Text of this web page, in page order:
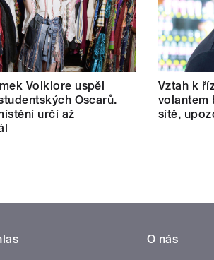
Volklore uspěl
Oscarů.
určí až
Vztah k
volantem
sítě,
O nás